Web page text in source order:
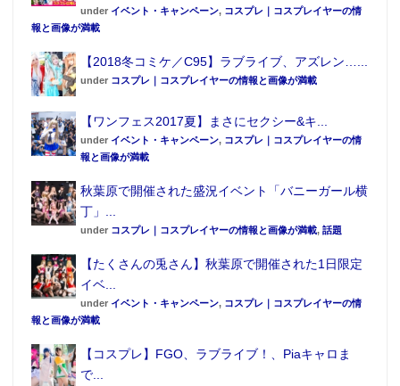
under イベント・キャンペーン, コスプレ｜コスプレイヤーの情
報と画像が満載
【2018冬コミケ／C95】ラブライブ、アズレン…...
under コスプレ｜コスプレイヤーの情報と画像が満載
【ワンフェス2017夏】まさにセクシー&キ...
under イベント・キャンペーン, コスプレ｜コスプレイヤーの情
報と画像が満載
秋葉原で開催された盛況イベント「バニーガール横
丁」...
under コスプレ｜コスプレイヤーの情報と画像が満載, 話題
【たくさんの兎さん】秋葉原で開催された1日限定
イベ...
under イベント・キャンペーン, コスプレ｜コスプレイヤーの情
報と画像が満載
【コスプレ】FGO、ラブライブ！、Piaキャロま
で...